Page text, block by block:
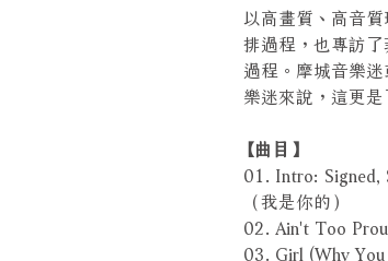
以高畫質、高音
排過程，也專訪
過程。摩城音樂
樂迷來說，這更
【曲目】
01. Intro: Signed,
（我是你的）
02. Ain't Too
03. Girl (Why